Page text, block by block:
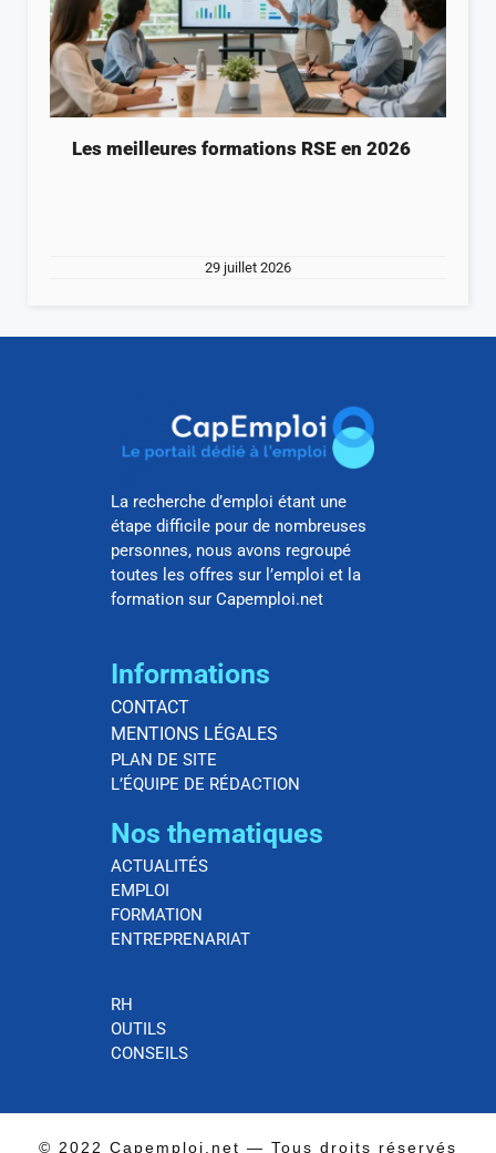
Les meilleures formations RSE en 2026
29 juillet 2026
La recherche d’emploi étant une
étape difficile pour de nombreuses
personnes, nous avons regroupé
toutes les offres sur l’emploi et la
formation sur Capemploi.net
Informations
CONTACT
MENTIONS LÉGALES
PLAN DE SITE
L’ÉQUIPE DE RÉDACTION
Nos thematiques
ACTUALITÉS
EMPLOI
FORMATION
ENTREPRENARIAT
RH
OUTILS
CONSEILS
© 2022 Capemploi.net — Tous droits réservés